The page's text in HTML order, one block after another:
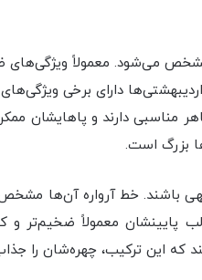
می‌شود. معمولاً ویژگی‌های
دارای برخی
مناسبی دارند و پاهایشان
بزرگ است.
باشند. خط آرواره آن‌ها
پایینشان معمولاً ضخیم‌تر و
که این ترکیب، چهره‌شان را